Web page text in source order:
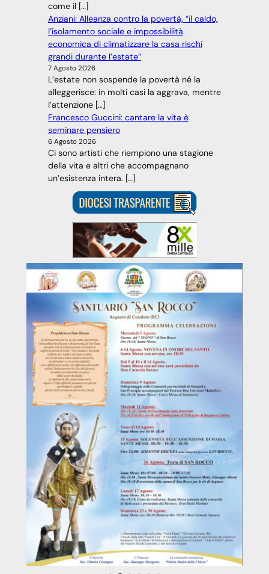
come il […]
Anziani: Alleanza contro la povertà, “il caldo,
l’isolamento sociale e impossibilità
economica di climatizzare la casa rischi
grandi durante l’estate”
7 Agosto 2026
L’estate non sospende la povertà né la
alleggerisce: in molti casi la aggrava, mentre
l’attenzione […]
Francesco Guccini: cantare la vita è
seminare pensiero
6 Agosto 2026
Ci sono artisti che riempiono una stagione
della vita e altri che accompagnano
un’esistenza intera. […]